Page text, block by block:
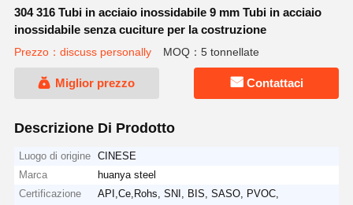
304 316 Tubi in acciaio inossidabile 9 mm Tubi in acciaio
inossidabile senza cuciture per la costruzione
Prezzo：discuss personally MOQ：5 tonnellate
Miglior prezzo Contattaci
Descrizione Di Prodotto
Luogo di origine
CINESE
Marca
huanya steel
Certificazione
API,Ce,Rohs, SNI, BIS, SASO, PVOC,